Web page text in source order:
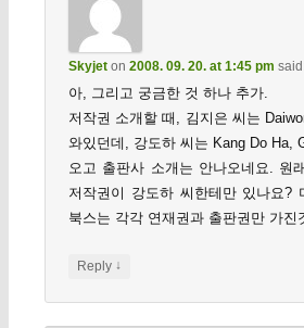
Skyjeton 2008. 09. 20. at 1:45 pm
아, 그리고 궁금한 것 하나 추가.
저작권 소개할 때, 김지은 씨는
와있던데, 강도하 씨는 Kang Do Ha,
오고 출판사 소개는 안나오네요. 원
저작권이 강도하 씨한테만 있나요?
북스는 각각 연재권과 출판권만 가진
Reply ↓